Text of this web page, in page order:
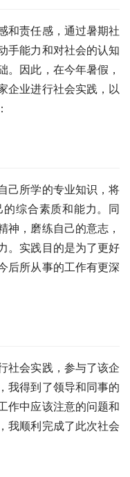
和责任感，通过暑期社
手能力和对社会的认知
。因此，在今年暑假，
企业进行社会实践，以
己所学的专业知识，将
综合素质和能力。同
神，磨练自己的意志，
。实践目的是为了更好
后所从事的工作有更深
社会实践，参与了该企
我得到了领导和同事的
作中应该注意的问题和
我顺利完成了此次社会